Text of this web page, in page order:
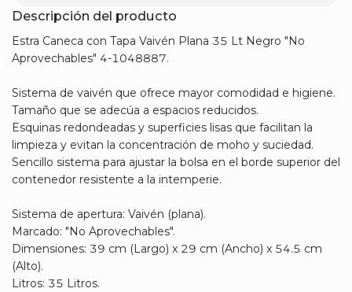
Descripción del producto
Estra Caneca con Tapa Vaivén Plana 35 Lt Negro "No
Aprovechables" 4-1048887.
Sistema de vaivén que ofrece mayor comodidad e higiene.
Tamaño que se adecúa a espacios reducidos.
Esquinas redondeadas y superficies lisas que facilitan la
limpieza y evitan la concentración de moho y suciedad.
Sencillo sistema para ajustar la bolsa en el borde superior del
contenedor resistente a la intemperie.
Sistema de apertura: Vaivén (plana).
Marcado: "No Aprovechables".
Dimensiones: 39 cm (Largo) x 29 cm (Ancho) x 54.5 cm
(Alto).
Litros: 35 Litros.